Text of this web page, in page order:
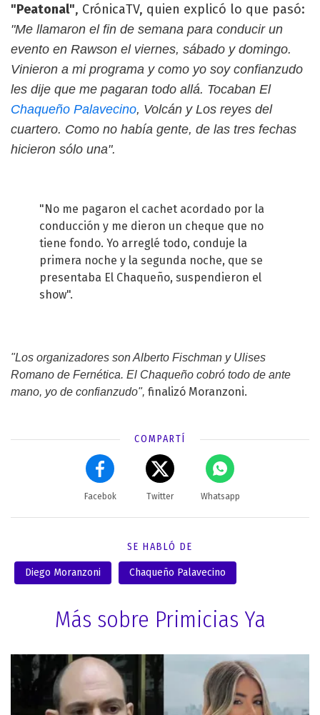
"Peatonal", CrónicaTV, quien explicó lo que pasó:
"Me llamaron el fin de semana para conducir un
evento en Rawson el viernes, sábado y domingo.
Vinieron a mi programa y como yo soy confianzudo
les dije que me pagaran todo allá. Tocaban El
Chaqueño Palavecino, Volcán y Los reyes del
cuartero. Como no había gente, de las tres fechas
hicieron sólo una".
"No me pagaron el cachet acordado por la
conducción y me dieron un cheque que no
tiene fondo. Yo arreglé todo, conduje la
primera noche y la segunda noche, que se
presentaba El Chaqueño, suspendieron el
show".
"Los organizadores son Alberto Fischman y Ulises
Romano de Fernética. El Chaqueño cobró todo de ante
mano, yo de confianzudo", finalizó Moranzoni.
COMPARTÍ
Facebok Twitter Whatsapp
SE HABLÓ DE
Diego Moranzoni Chaqueño Palavecino
Más sobre Primicias Ya